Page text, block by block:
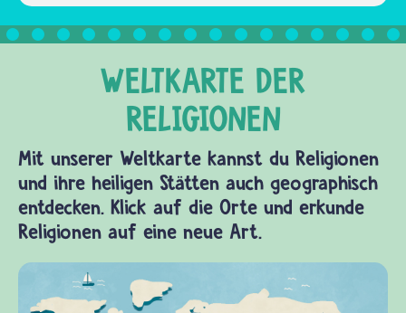
Mit unserer Weltkarte kannst du Religionen
und ihre heiligen Stätten auch geographisch
entdecken. Klick auf die Orte und erkunde
Religionen auf eine neue Art.